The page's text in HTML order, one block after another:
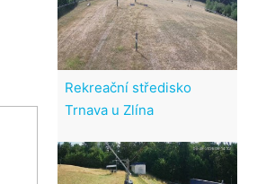
Rekreační středisko
Trnava u Zlína